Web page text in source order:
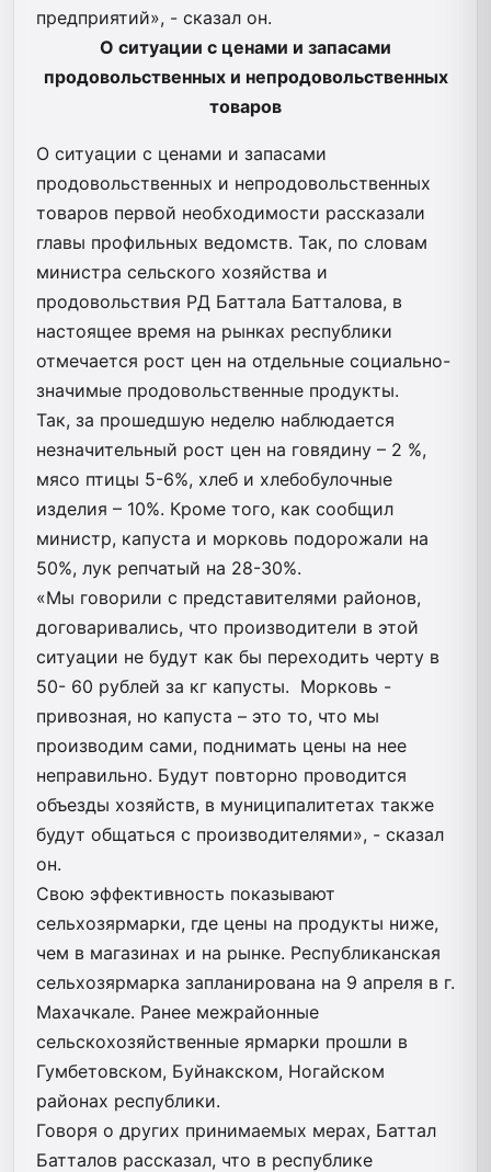
предприятий», - сказал он.
О ситуации с ценами и запасами
продовольственных и непродовольственных
товаров
О ситуации с ценами и запасами
продовольственных и непродовольственных
товаров первой необходимости рассказали
главы профильных ведомств. Так, по словам
министра сельского хозяйства и
продовольствия РД Баттала Батталова, в
настоящее время на рынках республики
отмечается рост цен на отдельные социально-
значимые продовольственные продукты.
Так, за прошедшую неделю наблюдается
незначительный рост цен на говядину – 2 %,
мясо птицы 5-6%, хлеб и хлебобулочные
изделия – 10%. Кроме того, как сообщил
министр, капуста и морковь подорожали на
50%, лук репчатый на 28-30%.
«Мы говорили с представителями районов,
договаривались, что производители в этой
ситуации не будут как бы переходить черту в
50- 60 рублей за кг капусты. Морковь -
привозная, но капуста – это то, что мы
производим сами, поднимать цены на нее
неправильно. Будут повторно проводится
объезды хозяйств, в муниципалитетах также
будут общаться с производителями», - сказал
он.
Свою эффективность показывают
сельхозярмарки, где цены на продукты ниже,
чем в магазинах и на рынке. Республиканская
сельхозярмарка запланирована на 9 апреля в г.
Махачкале. Ранее межрайонные
сельскохозяйственные ярмарки прошли в
Гумбетовском, Буйнакском, Ногайском
районах республики.
Говоря о других принимаемых мерах, Баттал
Батталов рассказал, что в республике